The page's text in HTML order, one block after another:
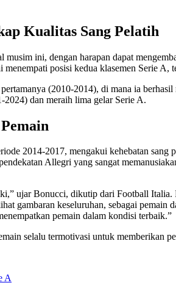
Kualitas Sang Pelatih
ini, dengan harapan dapat
posisi kedua klasemen Serie
(2010-2014), di mana ia
dan meraih lima gelar Serie A.
2014-2017, mengakui kehebatan
Allegri yang sangat
ujar Bonucci, dikutip dari Football
gambaran keseluruhan, sebagai pemain
pemain dalam kondisi terbaik.”
selalu termotivasi untuk memberikan
A